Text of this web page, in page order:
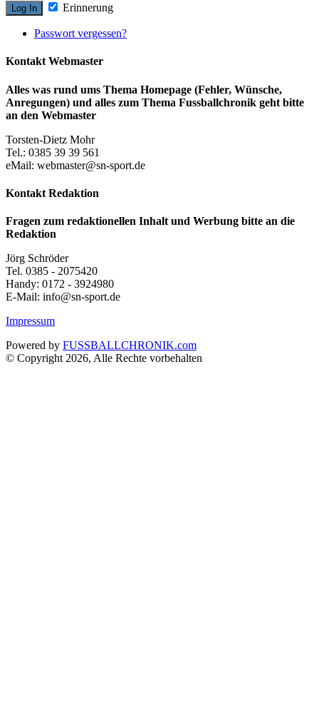
Erinnerung
Passwort vergessen?
Kontakt Webmaster
Alles was rund ums Thema Homepage (Fehler, Wünsche,
Anregungen) und alles zum Thema Fussballchronik geht bitte
an den Webmaster
Torsten-Dietz Mohr
Tel.: 0385 39 39 561
eMail: webmaster@sn-sport.de
Kontakt Redaktion
Fragen zum redaktionellen Inhalt und Werbung bitte an die
Redaktion
Jörg Schröder
Tel. 0385 - 2075420
Handy: 0172 - 3924980
E-Mail: info@sn-sport.de
Impressum
Powered by FUSSBALLCHRONIK.com
© Copyright 2026, Alle Rechte vorbehalten